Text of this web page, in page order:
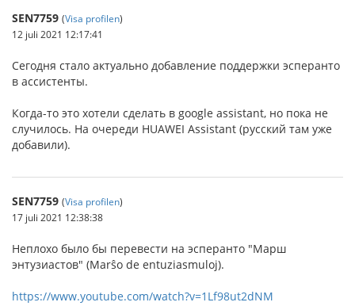
SEN7759 (Visa profilen)
12 juli 2021 12:17:41
Сегодня стало актуально добавление поддержки эсперанто
в ассистенты.
Когда-то это хотели сделать в google assistant, но пока не
случилось. На очереди HUAWEI Assistant (русский там уже
добавили).
SEN7759 (Visa profilen)
17 juli 2021 12:38:38
Неплохо было бы перевести на эсперанто "Марш
энтузиастов" (Marŝo de entuziasmuloj).
https://www.youtube.com/watch?v=1Lf98ut2dNM